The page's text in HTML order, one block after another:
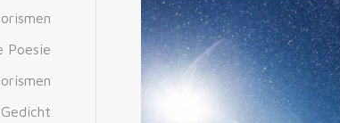
Poesie